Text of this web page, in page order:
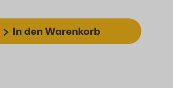
In den Warenkorb